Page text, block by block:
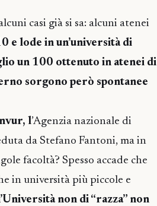
casi già si sa: alcuni atenei
e lode in un’università di
un 100 ottenuto in atenei di
sorgono però spontanee
l’Agenzia nazionale di
da Stefano Fantoni, ma in
facoltà? Spesso accade che
in università più piccole e
non di “razza” non